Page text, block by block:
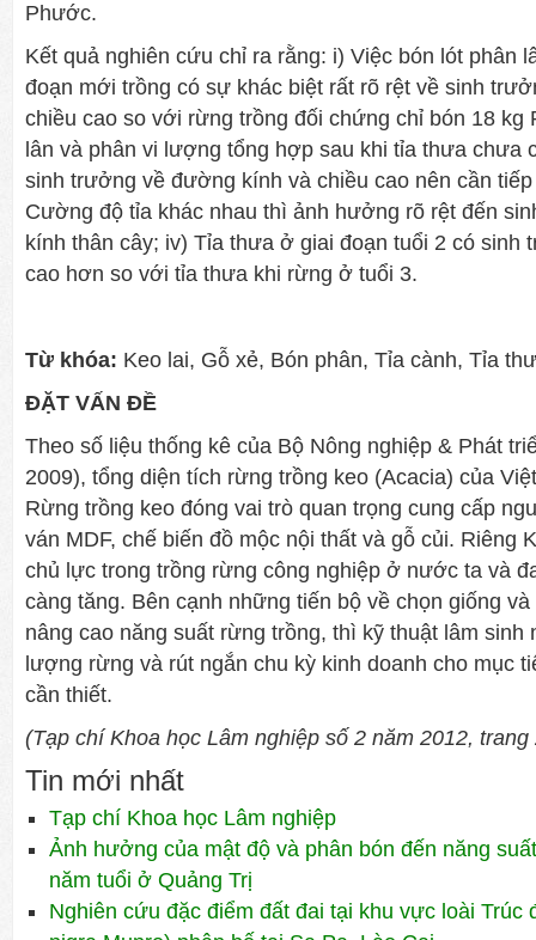
Phước.
Kết quả nghiên cứu chỉ ra rằng: i) Việc bón lót phân
đoạn mới trồng có sự khác biệt rất rõ rệt về sinh
chiều cao so với rừng trồng đối chứng chỉ bón 18 kg
lân và phân vi lượng tổng hợp sau khi tỉa thưa chưa
sinh trưởng về đường kính và chiều cao nên cần
Cường độ tỉa khác nhau thì ảnh hưởng rõ rệt đến
kính thân cây; iv) Tỉa thưa ở giai đoạn tuổi 2 có sinh
cao hơn so với tỉa thưa khi rừng ở tuổi 3.
Từ khóa: Keo lai, Gỗ xẻ, Bón phân, Tỉa cành, Tỉa
ĐẶT VẤN ĐỀ
Theo số liệu thống kê của Bộ Nông nghiệp & Phát
2009), tổng diện tích rừng trồng keo (Acacia) của
Rừng trồng keo đóng vai trò quan trọng cung cấp
ván MDF, chế biến đồ mộc nội thất và gỗ củi. Riêng
chủ lực trong trồng rừng công nghiệp ở nước ta và
càng tăng. Bên cạnh những tiến bộ về chọn giống
nâng cao năng suất rừng trồng, thì kỹ thuật lâm sinh
lượng rừng và rút ngắn chu kỳ kinh doanh cho mục
cần thiết.
(Tạp chí Khoa học Lâm nghiệp số 2 năm 2012, trang
Tin mới nhất
Tạp chí Khoa học Lâm nghiệp
Ảnh hưởng của mật độ và phân bón đến năng
năm tuổi ở Quảng Trị
Nghiên cứu đặc điểm đất đai tại khu vực loài Trúc